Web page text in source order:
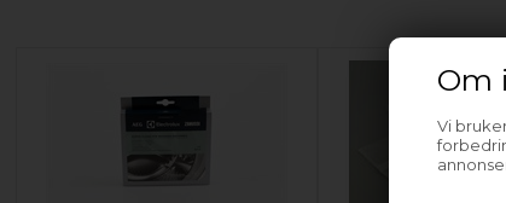
Om
Vi